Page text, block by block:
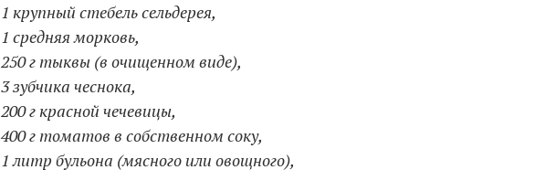
1 крупный стебель сельдерея,
1 средняя морковь,
250 г тыквы (в очищенном виде),
3 зубчика чеснока,
200 г красной чечевицы,
400 г томатов в собственном соку,
1 литр бульона (мясного или овощного),